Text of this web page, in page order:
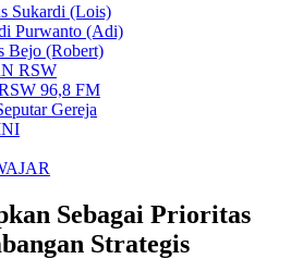
Sukardi (Lois)
Purwanto (Adi)
Bejo (Robert)
RSW
96,8 FM
Gereja
Sebagai Prioritas
Strategis